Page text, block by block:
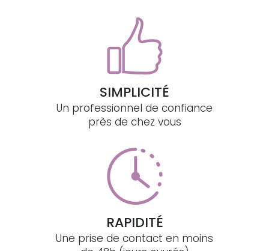
SIMPLICITÉ
Un professionnel de confiance
près de chez vous
RAPIDITÉ
Une prise de contact en moins